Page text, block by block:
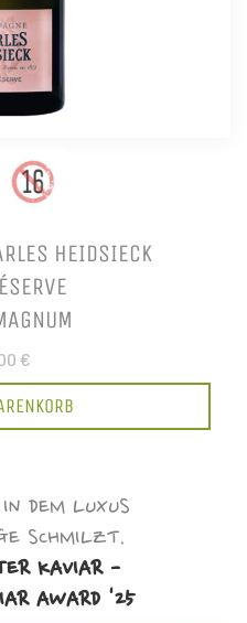
HEIDSIECK
€
DEM LUXUS
SCHMILZT.
KAVIAR -
AWARD '25